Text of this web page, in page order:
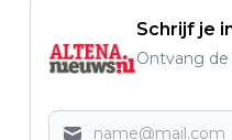
Schrijf je
Ontvang